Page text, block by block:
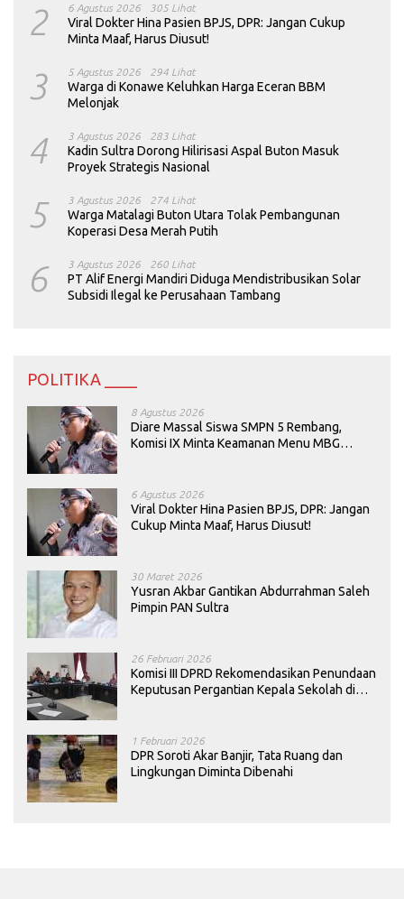
2 6 Agustus 2026 305 Lihat
Viral Dokter Hina Pasien BPJS, DPR: Jangan Cukup
Minta Maaf, Harus Diusut!
3 5 Agustus 2026 294 Lihat
Warga di Konawe Keluhkan Harga Eceran BBM
Melonjak
4 3 Agustus 2026 283 Lihat
Kadin Sultra Dorong Hilirisasi Aspal Buton Masuk
Proyek Strategis Nasional
5 3 Agustus 2026 274 Lihat
Warga Matalagi Buton Utara Tolak Pembangunan
Koperasi Desa Merah Putih
6 3 Agustus 2026 260 Lihat
PT Alif Energi Mandiri Diduga Mendistribusikan Solar
Subsidi Ilegal ke Perusahaan Tambang
POLITIKA ____
8 Agustus 2026
Diare Massal Siswa SMPN 5 Rembang,
Komisi IX Minta Keamanan Menu MBG
6 Agustus 2026
Viral Dokter Hina Pasien BPJS, DPR: Jangan
Cukup Minta Maaf, Harus Diusut!
30 Maret 2026
Yusran Akbar Gantikan Abdurrahman Saleh
Pimpin PAN Sultra
26 Februari 2026
Komisi III DPRD Rekomendasikan Penundaan
Keputusan Pergantian Kepala Sekolah di
1 Februari 2026
DPR Soroti Akar Banjir, Tata Ruang dan
Lingkungan Diminta Dibenahi